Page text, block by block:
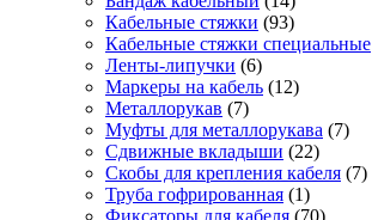
Кабельные стяжки (93)
Кабельные стяжки специальные
Ленты-липучки (6)
Маркеры на кабель (12)
Металлорукав (7)
Муфты для металлорукава (7)
Сдвижные вкладыши (22)
Скобы для крепления кабеля (7)
Труба гофрированная (1)
Фиксаторы для кабеля (70)